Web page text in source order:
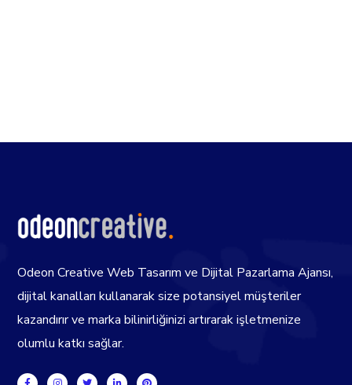
Odeon Creative Web Tasarım ve Dijital Pazarlama Ajansı,
dijital kanalları kullanarak size potansiyel müşteriler
kazandırır ve marka bilinirliğinizi artırarak işletmenize
olumlu katkı sağlar.